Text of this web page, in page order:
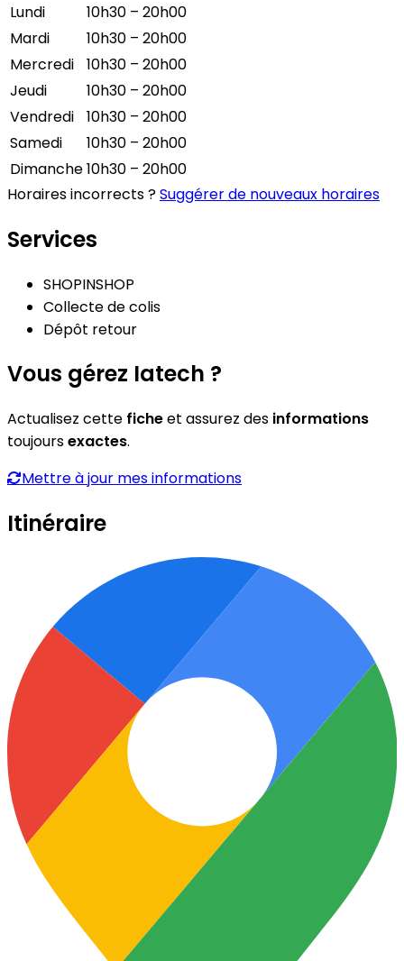
Lundi
10h30 – 20h00
Mardi
10h30 – 20h00
Mercredi
10h30 – 20h00
Jeudi
10h30 – 20h00
Vendredi
10h30 – 20h00
Samedi
10h30 – 20h00
Dimanche10h30 – 20h00
Horaires incorrects ?Suggérer de nouveaux horaires
Services
SHOPINSHOP
Collecte de colis
Dépôt retour
Vous gérez Iatech ?
Actualisez cette ficheet assurez des informations
toujoursexactes.
Mettre à jour mes informations
Itinéraire